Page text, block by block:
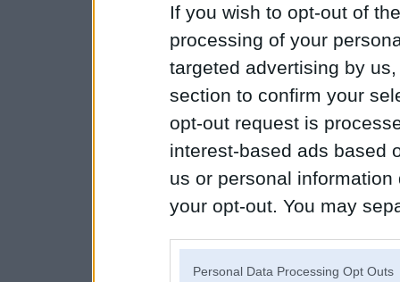
If you wish to opt-out of
processing of your
targeted advertising by
section to confirm your
opt-out request is
interest-based ads based
us or personal
your opt-out. You may
Personal Data Processing Opt Outs